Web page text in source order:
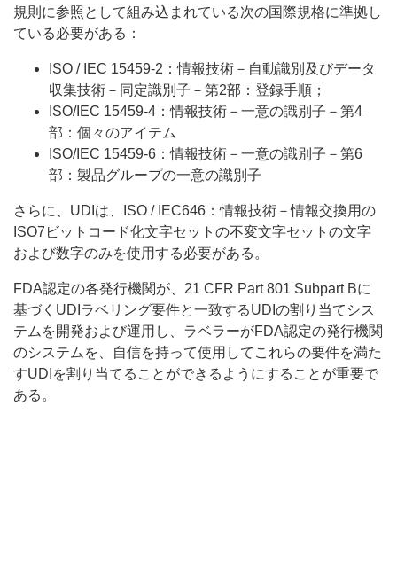
規則に参照として組み込まれている次の国際規格に準拠し
ている必要がある：
ISO / IEC 15459-2：情報技術－自動識別及びデータ
収集技術－同定識別子－第2部：登録手順；
ISO/IEC 15459-4：情報技術－一意の識別子－第4
部：個々のアイテム
ISO/IEC 15459-6：情報技術－一意の識別子－第6
部：製品グループの一意の識別子
さらに、UDIは、ISO / IEC646：情報技術－情報交換用の
ISO7ビットコード化文字セットの不変文字セットの文字
および数字のみを使用する必要がある。
FDA認定の各発行機関が、21 CFR Part 801 Subpart Bに
基づくUDIラベリング要件と一致するUDIの割り当てシス
テムを開発および運用し、ラベラーがFDA認定の発行機関
のシステムを、自信を持って使用してこれらの要件を満た
すUDIを割り当てることができるようにすることが重要で
ある。